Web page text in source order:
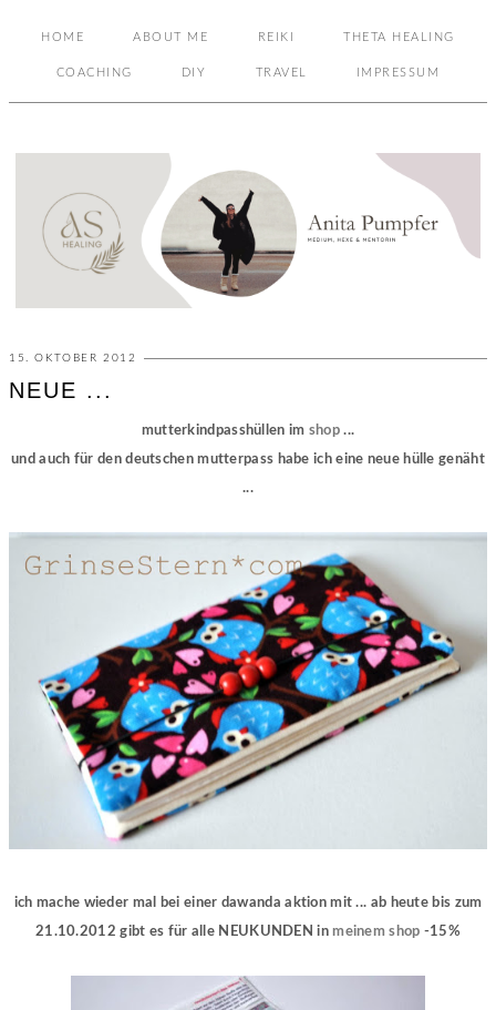
HOME ABOUT ME REIKI THETA HEALING
COACHING DIY TRAVEL IMPRESSUM
15. OKTOBER 2012
NEUE ...
mutterkindpasshüllen im shop ...
und auch für den deutschen mutterpass habe ich eine neue hülle genäht
...
ich mache wieder mal bei einer dawanda aktion mit ... ab heute bis zum
21.10.2012 gibt es für alle NEUKUNDEN inmeinem shop -15%